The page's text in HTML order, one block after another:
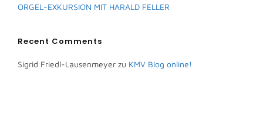
ORGEL-EXKURSION MIT HARALD FELLER
Recent Comments
Sigrid Friedl-Lausenmeyer zu KMV Blog online!